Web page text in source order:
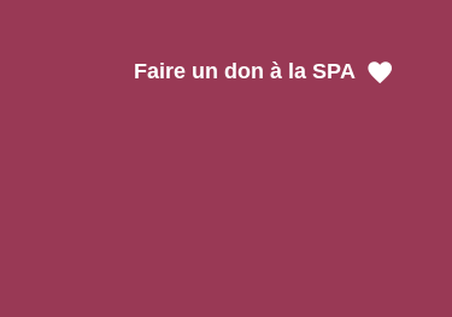
Faire un don à la SPA